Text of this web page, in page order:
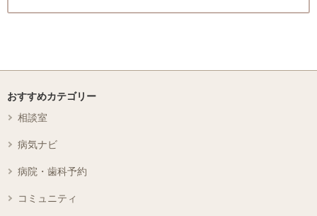
おすすめカテゴリー
相談室
病気ナビ
病院・歯科予約
コミュニティ